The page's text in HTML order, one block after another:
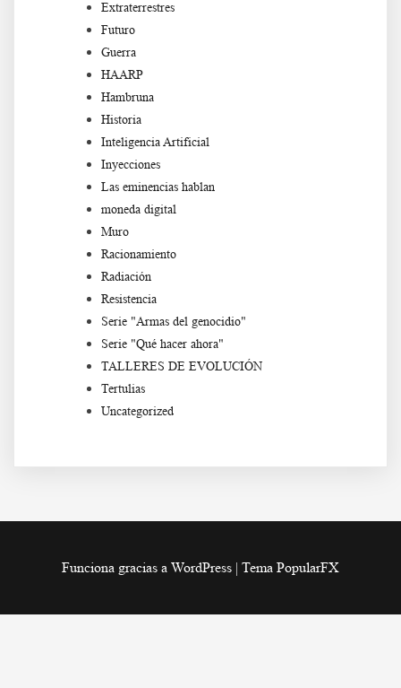
Extraterrestres
Futuro
Guerra
HAARP
Hambruna
Historia
Inteligencia Artificial
Inyecciones
Las eminencias hablan
moneda digital
Muro
Racionamiento
Radiación
Resistencia
Serie "Armas del genocidio"
Serie "Qué hacer ahora"
TALLERES DE EVOLUCIÓN
Tertulias
Uncategorized
Funciona gracias a WordPress | Tema PopularFX